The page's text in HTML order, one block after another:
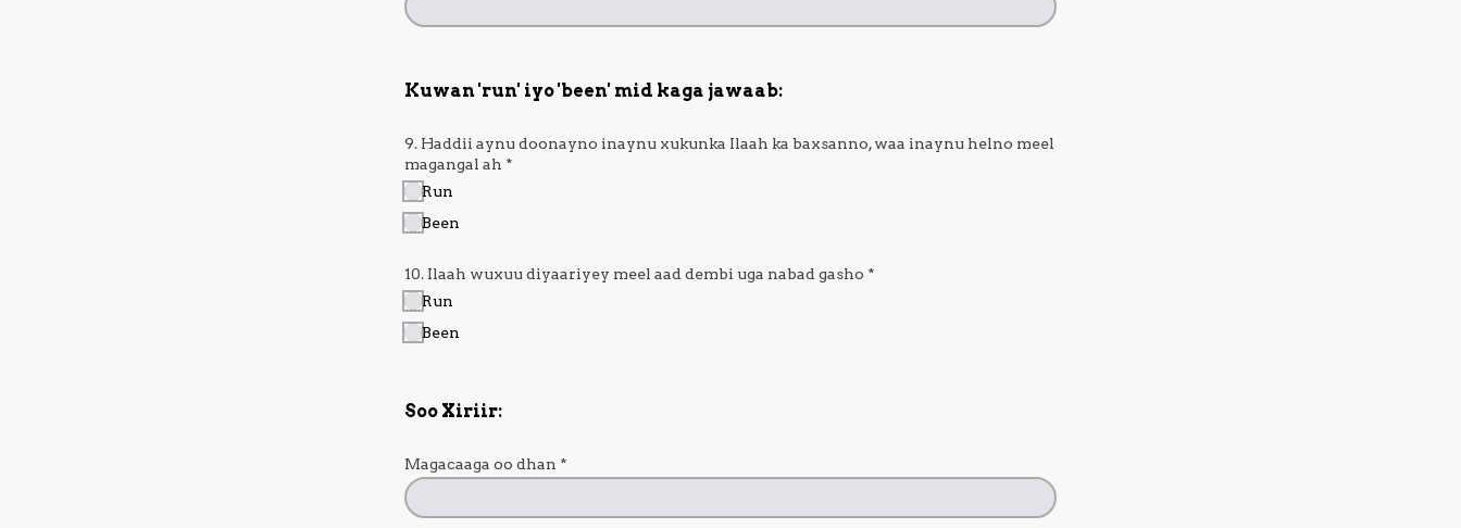
Kuwan 'run' iyo 'been' mid kaga jawaab:
9. Haddii aynu doonayno inaynu xukunka Ilaah ka baxsanno, waa inaynu helno meel
magangal ah *
Run
Been
10. Ilaah wuxuu diyaariyey meel aad dembi uga nabad gasho *
Run
Been
Soo Xiriir:
Magacaaga oo dhan *